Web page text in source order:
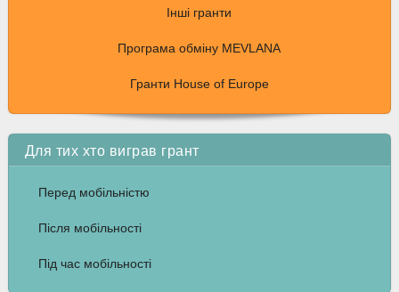
Інші гранти
Програма обміну MEVLANA
Гранти House of Europe
Для тих хто виграв грант
Перед мобільністю
Після мобільності
Під час мобільності